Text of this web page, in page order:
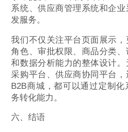
系统、供应商管理系统和企
发服务。
我们不仅关注平台页面展示
角色、审批权限、商品分类
和数据分析能力的整体设计
采购平台、供应商协同平台
B2B商城，都可以通过定制
务转化能力。
六、结语